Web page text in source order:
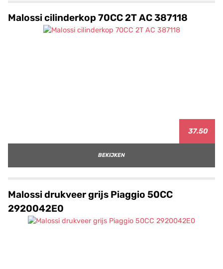
Malossi cilinderkop 70CC 2T AC 387118
37.50
BEKIJKEN
Malossi drukveer grijs Piaggio 50CC
2920042E0